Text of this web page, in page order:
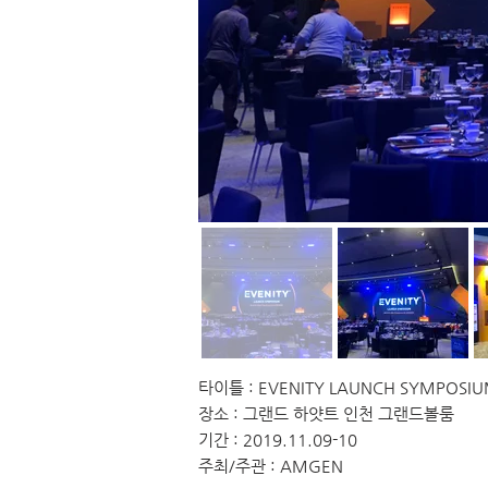
타이틀 : EVENITY LAUNCH
장소 : 그랜드 하얏트 인천 그랜드볼룸
기간 : 2019.11.09-10
주최/주관 : AMGEN